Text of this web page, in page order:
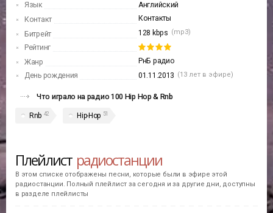
Язык
Английский
Контакт
Контакты
Битрейт
128 kbps (mp3)
Рейтинг
Жанр
РнБ радио
День рождения
01.11.2013 (13 лет в эфире)
Что играло на радио 100 Hip Hop & Rnb
Rnb 42 Hip-Hop 51
Плейлист радиостанции
В этом списке отображены песни, которые были в эфире этой
радиостанции. Полный плейлист за сегодня и за другие дни, доступны
в разделе плейлисты